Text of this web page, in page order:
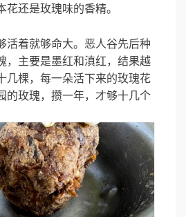
还是玫瑰味的香精。
活着就够命大。恶人谷先后种
，主要是墨红和滇红，结果越
几棵，每一朵活下来的玫瑰花
的玫瑰，攒一年，才够十几个